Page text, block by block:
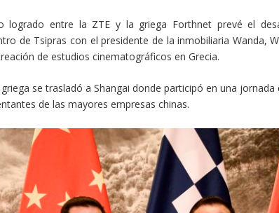
logrado entre la ZTE y la griega Forthnet prevé el
de Tsipras con el presidente de la inmobiliaria Wanda,
de estudios cinematográficos en Grecia.
se trasladó a Shangai donde participó en una
de las mayores empresas chinas.